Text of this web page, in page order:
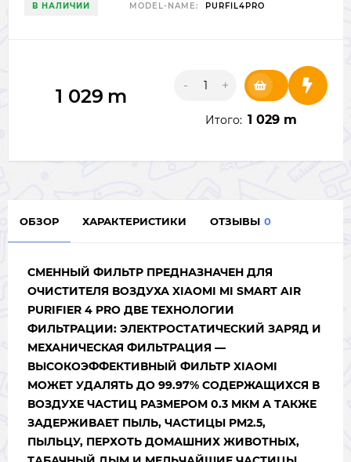
В НАЛИЧИИ MODEL-NAME: PURFIL4PRO
1 029 m - +
Итого: 1 029 m
ОБЗОР ХАРАКТЕРИСТИКИ ОТЗЫВЫ 0
СМЕННЫЙ ФИЛЬТР ПРЕДНАЗНАЧЕН ДЛЯ
ОЧИСТИТЕЛЯ ВОЗДУХА XIAOMI MI SMART AIR
PURIFIER 4 PRO ДВЕ ТЕХНОЛОГИИ
ФИЛЬТРАЦИИ: ЭЛЕКТРОСТАТИЧЕСКИЙ ЗАРЯД И
МЕХАНИЧЕСКАЯ ФИЛЬТРАЦИЯ —
ВЫСОКОЭФФЕКТИВНЫЙ ФИЛЬТР XIAOMI
МОЖЕТ УДАЛЯТЬ ДО 99.97% СОДЕРЖАЩИХСЯ В
ВОЗДУХЕ ЧАСТИЦ РАЗМЕРОМ 0.3 МКМ А ТАКЖЕ
ЗАДЕРЖИВАЕТ ПЫЛЬ, ЧАСТИЦЫ PM2.5,
ПЫЛЬЦУ, ПЕРХОТЬ ДОМАШНИХ ЖИВОТНЫХ,